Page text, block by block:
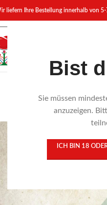
Bist
Sie müssen
anzuzeigen.
ICH BIN 18
liefern Ihre Bestellung innerhalb von 5-